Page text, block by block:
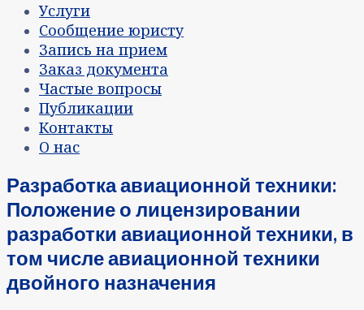
Услуги
Сообщение юристу
Запись на прием
Заказ документа
Частые вопросы
Публикации
Контакты
О нас
Разработка авиационной техники:
Положение о лицензировании
разработки авиационной техники, в
том числе авиационной техники
двойного назначения